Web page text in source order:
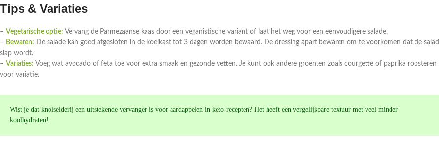
Tips & Variaties
– Vegetarische optie: Vervang de Parmezaanse kaas door een veganistische variant of laat het weg voor een eenvoudigere salade.
– Bewaren: De salade kan goed afgesloten in de koelkast tot 3 dagen worden bewaard. De dressing apart bewaren om te voorkomen dat de
slap wordt.
– Variaties: Voeg wat avocado of feta toe voor extra smaak en gezonde vetten. Je kunt ook andere groenten zoals courgette of paprika roosteren
voor variatie.
Wist je dat knolselderij een uitstekende vervanger is voor aardappelen in keto-recepten? Het heeft een vergelijkbare textuur met veel minder
koolhydraten!